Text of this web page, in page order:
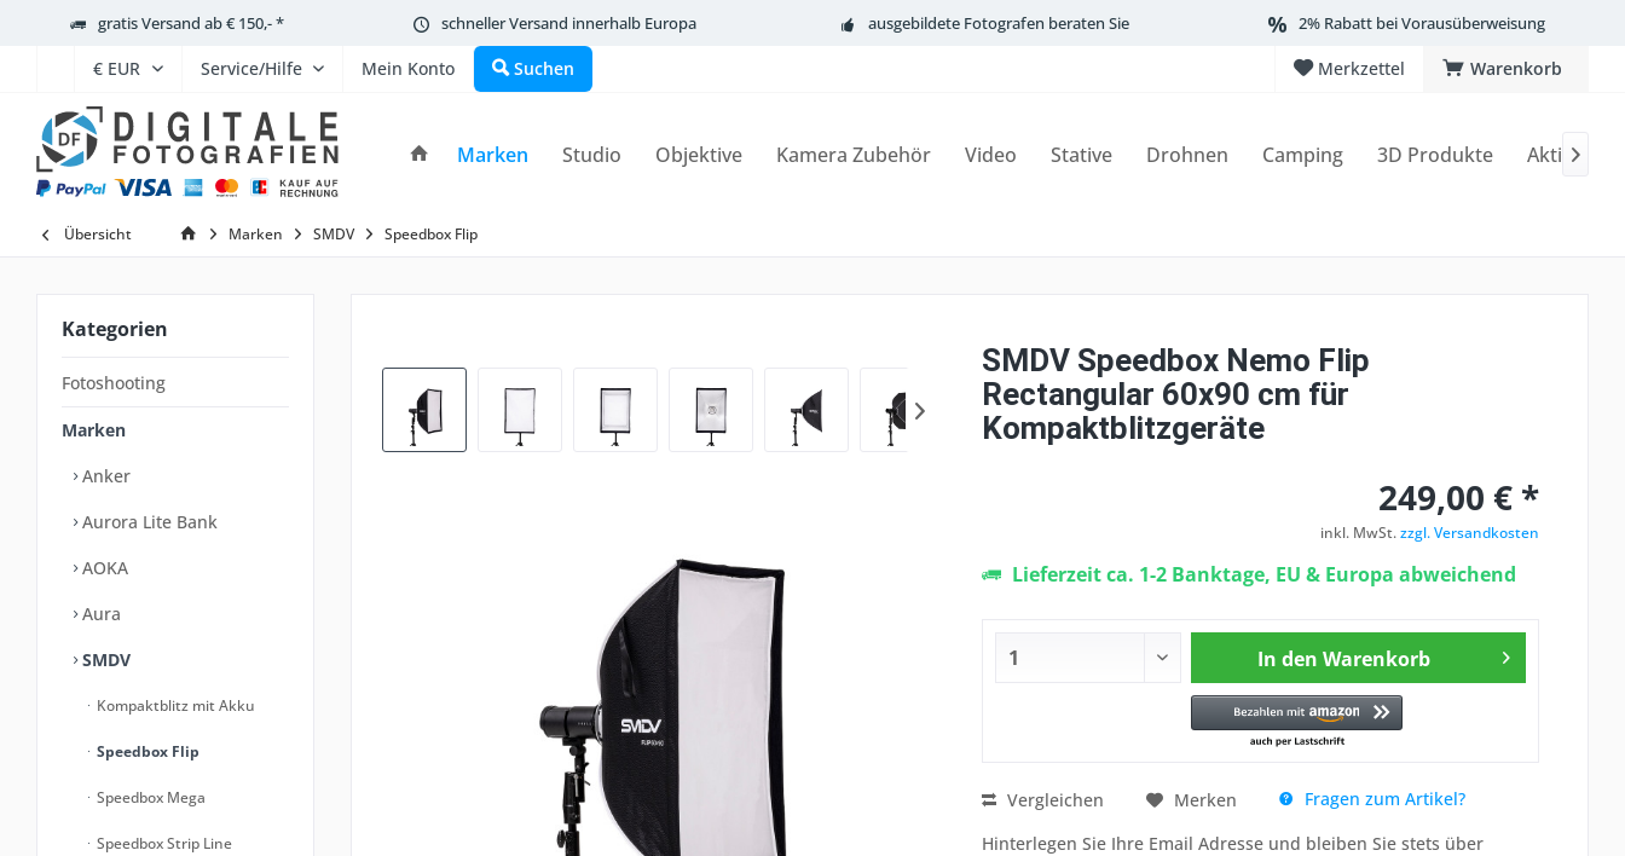
gratis Versand ab € 150,- * schneller Versand innerhalb Europa ausgebildete Fotografen beraten Sie 2% Rabatt bei Vorausüberweisung
Warenkorb
Merkzettel
Service/Hilfe Mein Konto Suchen
Marken Studio Objektive Kamera Zubehör Video Stative Drohnen Camping 3D Produkte Aktionen

Übersicht Marken SMDV Speedbox Flip
Kategorien
Fotoshooting
Marken
Anker
Aurora Lite Bank
AOKA
Aura
SMDV
Kompaktblitz mit Akku
Speedbox Flip
Speedbox Mega
Speedbox Strip Line
SMDV Speedbox Nemo Flip
Rectangular 60x90 cm für
Kompaktblitzgeräte
249,00 € *
inkl. MwSt.zzgl. Versandkosten
Lieferzeit ca. 1-2 Banktage, EU & Europa abweichend
In den Warenkorb
Vergleichen Merken
Fragen zum Artikel?
Hinterlegen Sie Ihre Email Adresse und bleiben Sie stets über